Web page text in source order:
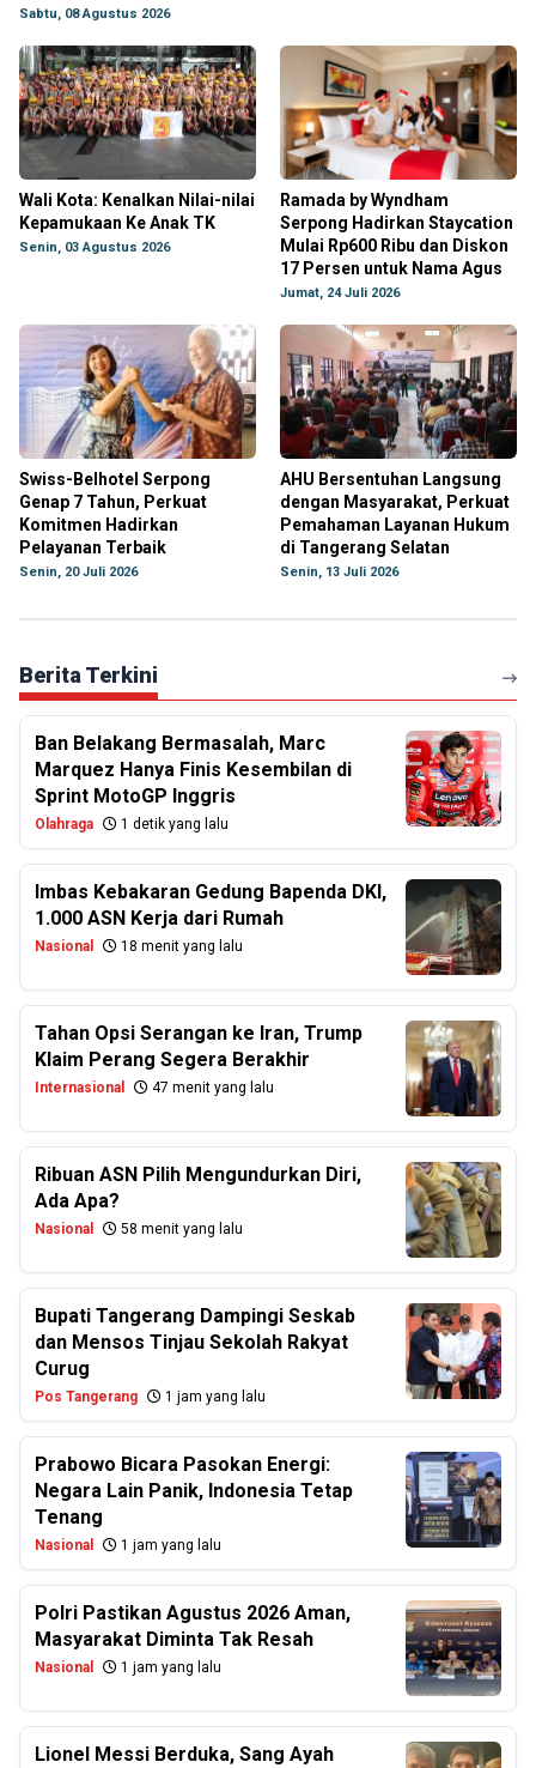
Sabtu, 08 Agustus 2026
Wali Kota: Kenalkan Nilai-nilai
Kepamukaan Ke Anak TK
Senin, 03 Agustus 2026
Ramada by Wyndham
Serpong Hadirkan Staycation
Mulai Rp600 Ribu dan Diskon
17 Persen untuk Nama Agus
Jumat, 24 Juli 2026
Swiss-Belhotel Serpong
Genap 7 Tahun, Perkuat
Komitmen Hadirkan
Pelayanan Terbaik
Senin, 20 Juli 2026
AHU Bersentuhan Langsung
dengan Masyarakat, Perkuat
Pemahaman Layanan Hukum
di Tangerang Selatan
Senin, 13 Juli 2026
Berita Terkini
Ban Belakang Bermasalah, Marc
Marquez Hanya Finis Kesembilan di
Sprint MotoGP Inggris
Olahraga 1 detik yang lalu
Imbas Kebakaran Gedung Bapenda DKI,
1.000 ASN Kerja dari Rumah
Nasional 18 menit yang lalu
Tahan Opsi Serangan ke Iran, Trump
Klaim Perang Segera Berakhir
Internasional 47 menit yang lalu
Ribuan ASN Pilih Mengundurkan Diri,
Ada Apa?
Nasional 58 menit yang lalu
Bupati Tangerang Dampingi Seskab
dan Mensos Tinjau Sekolah Rakyat
Curug
Pos Tangerang 1 jam yang lalu
Prabowo Bicara Pasokan Energi:
Negara Lain Panik, Indonesia Tetap
Tenang
Nasional 1 jam yang lalu
Polri Pastikan Agustus 2026 Aman,
Masyarakat Diminta Tak Resah
Nasional 1 jam yang lalu
Lionel Messi Berduka, Sang Ayah